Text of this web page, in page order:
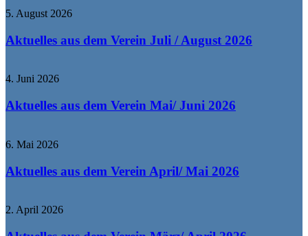
5. August 2026
Aktuelles aus dem Verein Juli / August 2026
4. Juni 2026
Aktuelles aus dem Verein Mai/ Juni 2026
6. Mai 2026
Aktuelles aus dem Verein April/ Mai 2026
2. April 2026